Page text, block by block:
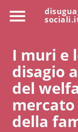
I muri e
disagio
del
della